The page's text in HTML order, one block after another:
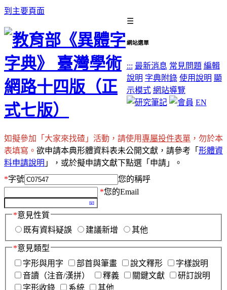
到主要頁面
☰
網站選單
::: 最新消息 常見問題 編輯
說明 字典附錄 使用說明 顯
示模式 網站導覽
EN
如擬參加「大家來找碴」活動，請使用專屬投件表單 ，勿於本
表填寫。 欲申請本典形體資料表未公開文獻，請參考「 形體資
料申請說明 」，或於擬申請文獻下點選「申請」。
*字號
您的稱呼
*您的Email
*意見性質
既有資料疑誤
建議新增 其他
*意見類型
字形與用字
部首與筆畫 說文釋形
字樣說明
音讀（注音/漢拼）
釋義 關鍵文獻
研訂說明
字形收錄
系統 其他